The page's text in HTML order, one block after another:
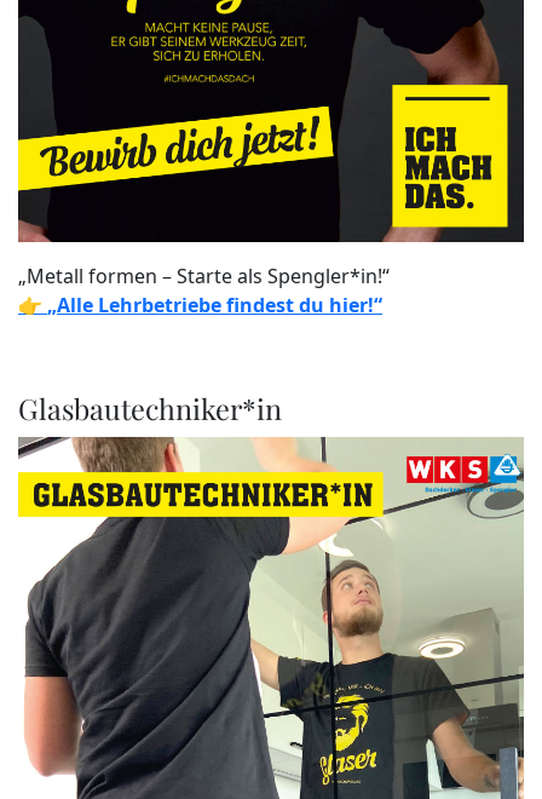
„Metall formen – Starte als Spengler*in!“
👉 „Alle Lehrbetriebe findest du hier!“
Glasbautechniker*in